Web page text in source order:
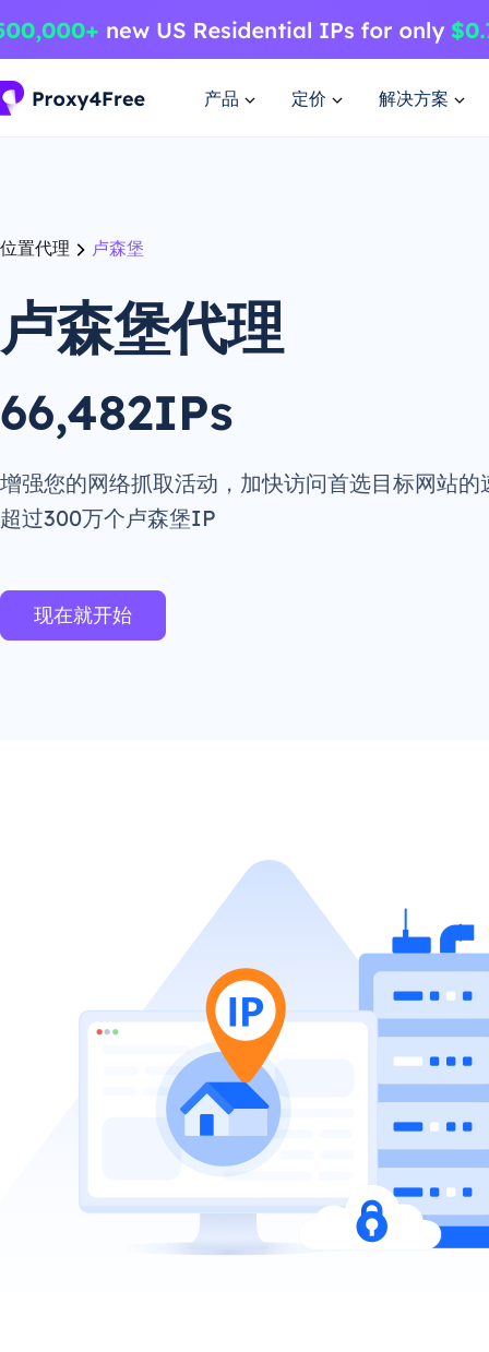
产品 定价 解决方案
位置代理 卢森堡
卢森堡代理
66,482IPs
增强您的网络抓取活动，加快访问首选目标网站的
超过300万个卢森堡IP
现在就开始